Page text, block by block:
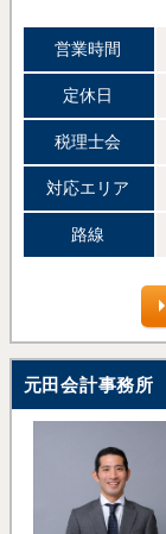
営業時間
定休日
税理士会
対応エリア
路線
元田会計事務所